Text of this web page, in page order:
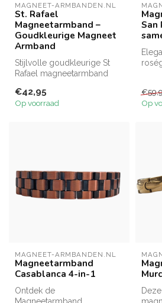
MAGNEET-ARMBANDEN.NL
St. Rafael
Magneetarmband –
Goudkleurige Magneet
Armband
Stijlvolle goudkleurige St
Rafael magneetarmband
staal....
€42,95
Op voorraad
San
Op
MAGNEET-ARMBANDEN.NL
Magneetarmband
Casablanca 4-in-1
Ontdek de